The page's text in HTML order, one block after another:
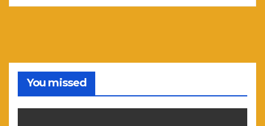
You missed